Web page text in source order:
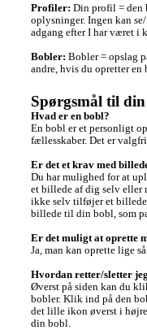
Profiler: Din profil = den
oplysninger. Ingen kan
adgang efter I har været i
Bobler: Bobler = opslag
andre, hvis du opretter en
Spørgsmål til
Hvad er en bobl?
En bobl er et personligt
fællesskaber. Det er
Er det et krav med
Du har mulighed for at
et billede af dig selv eller
ikke selv tilføjer et
billede til din bobl, som
Er det muligt at oprette
Ja, man kan oprette lige
Hvordan retter/sletter
Øverst på siden kan du
bobler. Klik ind på den
det lille ikon øverst i
din bobl.